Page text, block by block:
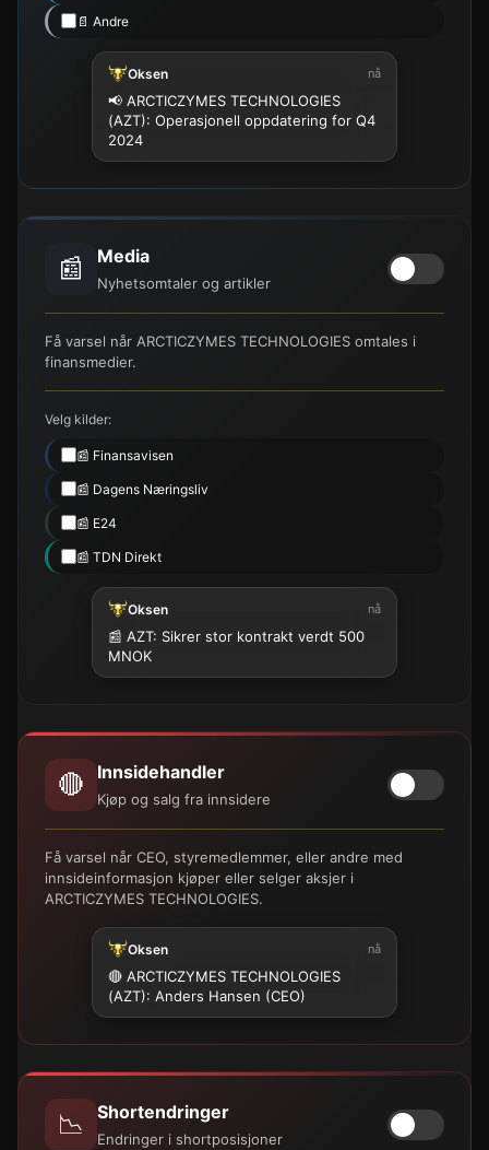
📄 Andre
Oksen nå
📢 ARCTICZYMES TECHNOLOGIES
(AZT): Operasjonell oppdatering for Q4
2024
📰 Media
Nyhetsomtaler og artikler
Få varsel når ARCTICZYMES TECHNOLOGIES omtales i
finansmedier.
Velg kilder:
📰 Finansavisen
📰 Dagens Næringsliv
📰 E24
📰 TDN Direkt
Oksen nå
📰 AZT: Sikrer stor kontrakt verdt 500
MNOK
🔴 Innsidehandler
Kjøp og salg fra innsidere
Få varsel når CEO, styremedlemmer, eller andre med
innsideinformasjon kjøper eller selger aksjer i
ARCTICZYMES TECHNOLOGIES.
Oksen nå
🔴 ARCTICZYMES TECHNOLOGIES
(AZT): Anders Hansen (CEO)
📉 Shortendringer
Endringer i shortposisjoner